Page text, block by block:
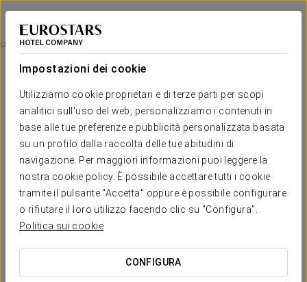
Impostazioni dei cookie
Utilizziamo cookie proprietari e di terze parti per scopi
analitici sull'uso del web, personalizziamo i contenuti in
base alle tue preferenze e pubblicità personalizzata basata
su un profilo dalla raccolta delle tue abitudini di
navigazione. Per maggiori informazioni puoi leggere la
nostra cookie policy. È possibile accettare tutti i cookie
tramite il pulsante "Accetta" oppure è possibile configurare
o rifiutare il loro utilizzo facendo clic su "Configura".
Politica sui cookie
CONFIGURA
Eurostars Oporto
PORTO
Pranzo: Menú Del Giorno
15,50€
Pranzo: Menú del Giorno
Ti invitiamo a goderti un ottimo pranzo dopo una giornata
trascorsa godendoti la città di Porto.